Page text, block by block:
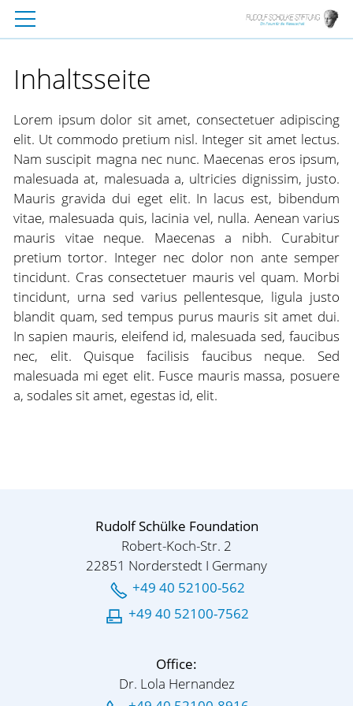
Inhaltsseite
Lorem ipsum dolor sit amet, consectetuer adipiscing
elit. Ut commodo pretium nisl. Integer sit amet lectus.
Nam suscipit magna nec nunc. Maecenas eros ipsum,
malesuada at, malesuada a, ultricies dignissim, justo.
Mauris gravida dui eget elit. In lacus est, bibendum
vitae, malesuada quis, lacinia vel, nulla. Aenean varius
mauris vitae neque. Maecenas a nibh. Curabitur
pretium tortor. Integer nec dolor non ante semper
tincidunt. Cras consectetuer mauris vel quam. Morbi
tincidunt, urna sed varius pellentesque, ligula justo
blandit quam, sed tempus purus mauris sit amet dui.
In sapien mauris, eleifend id, malesuada sed, faucibus
nec, elit. Quisque facilisis faucibus neque. Sed
malesuada mi eget elit. Fusce mauris massa, posuere
a, sodales sit amet, egestas id, elit.
Rudolf Schülke Foundation
Robert-Koch-Str. 2
22851 Norderstedt I Germany
+49 40 52100-562
+49 40 52100-7562
Office:
Dr. Lola Hernandez